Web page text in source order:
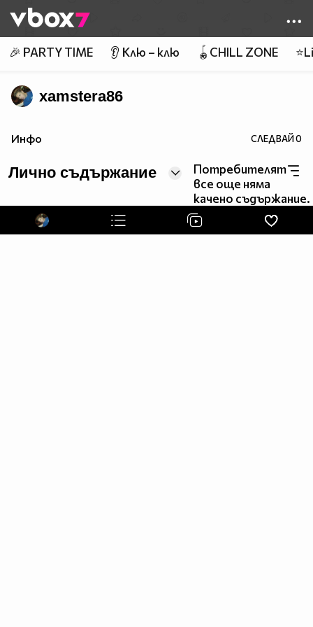
👾
🎉 PARTY TIME 👂 Клю – клю 🪀CHILL ZONE
xamstera86
Инфо СЛЕДВАЙ0
Лично съдържание
Потребителят
все още няма
качено съдържание.